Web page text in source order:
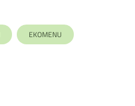
EKOMENU